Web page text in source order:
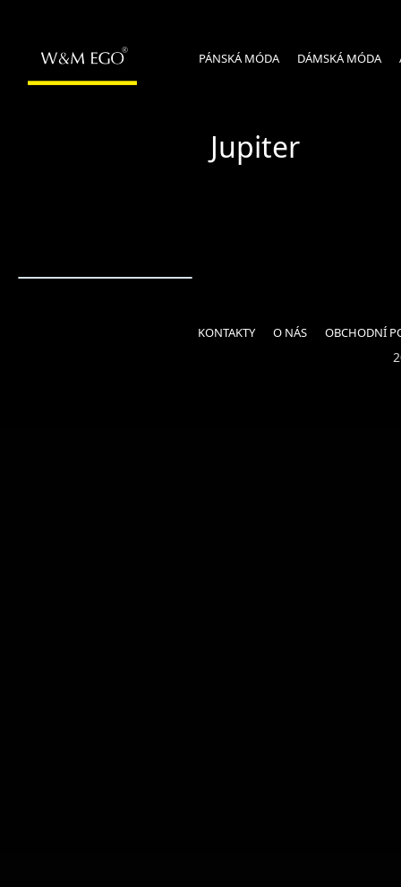
PÁNSKÁ MÓDA DÁMSKÁ MÓDA
Jupiter
KONTAKTY O NÁS OBCHODNÍ